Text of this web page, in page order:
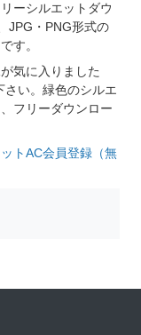
ーシルエットダウ
JPG・PNG形式の
す。
気に入りました
さい。緑色のシルエ
フリーダウンロー
トAC会員登録（無